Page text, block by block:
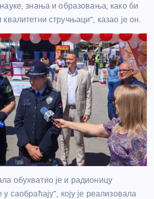
знања и образовања, како би
стручњаци”, казао је он.
обухватио је и радионицу
саобраћају”, коју је реализовала